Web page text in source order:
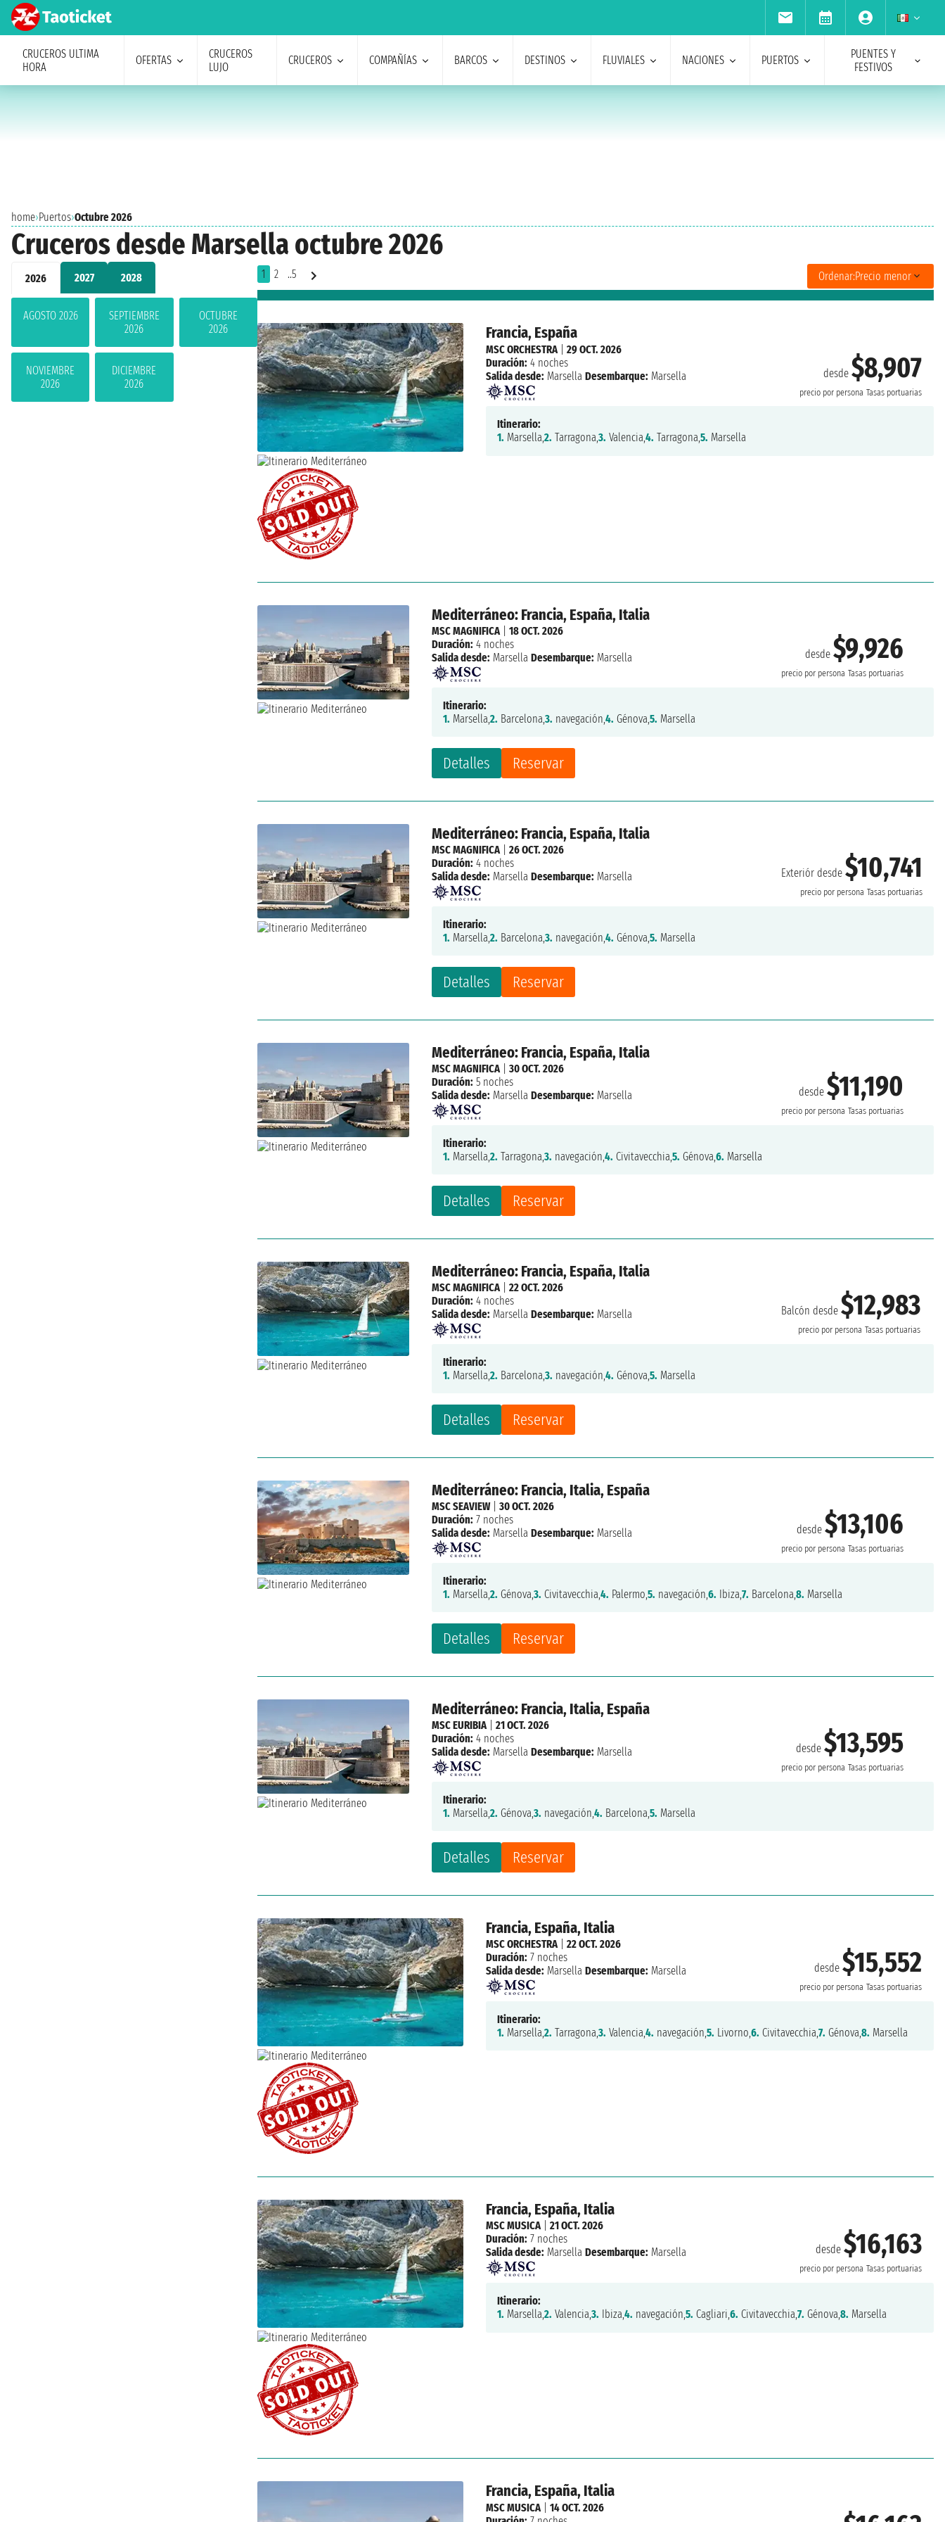
CRUCEROS ULTIMA
HORA
OFERTAS
CRUCEROS
LUJO
CRUCEROS COMPAÑÍAS BARCOS DESTINOS FLUVIALES NACIONES PUERTOS
PUENTES Y
FESTIVOS
home›Puertos›Octubre 2026
Cruceros desde Marsella octubre 2026
2026 2027 2028
AGOSTO 2026
SEPTIEMBRE
2026
OCTUBRE
2026
NOVIEMBRE
2026
DICIEMBRE
2026
1 2 ..5 Ordenar:Precio menor
Francia, España
desde $8,907
precio por persona Tasas portuarias
MSC ORCHESTRA| 29 OCT. 2026
Duración: 4 noches
Salida desde: Marsella Desembarque: Marsella
Itinerario:
1. Marsella,2. Tarragona,3. Valencia,4. Tarragona,5. Marsella
Mediterráneo: Francia, España, Italia
desde$9,926
precio por persona Tasas portuarias
Detalles Reservar
MSC MAGNIFICA |18 OCT. 2026
Duración: 4 noches
Salida desde: Marsella Desembarque: Marsella
Itinerario:
1. Marsella,2. Barcelona,3. navegación,4. Génova,5. Marsella
Mediterráneo: Francia, España, Italia
Exteriór desde$10,741
precio por persona Tasas portuarias
Detalles Reservar
MSC MAGNIFICA |26 OCT. 2026
Duración: 4 noches
Salida desde: Marsella Desembarque: Marsella
Itinerario:
1. Marsella,2. Barcelona,3. navegación,4. Génova,5. Marsella
Mediterráneo: Francia, España, Italia
desde$11,190
precio por persona Tasas portuarias
Detalles Reservar
MSC MAGNIFICA |30 OCT. 2026
Duración: 5 noches
Salida desde: Marsella Desembarque: Marsella
Itinerario:
1. Marsella,2. Tarragona,3. navegación,4. Civitavecchia,5. Génova,6. Marsella
Mediterráneo: Francia, España, Italia
Balcón desde$12,983
precio por persona Tasas portuarias
Detalles Reservar
MSC MAGNIFICA |22 OCT. 2026
Duración: 4 noches
Salida desde: Marsella Desembarque: Marsella
Itinerario:
1. Marsella,2. Barcelona,3. navegación,4. Génova,5. Marsella
Mediterráneo: Francia, Italia, España
desde$13,106
precio por persona Tasas portuarias
Detalles Reservar
MSC SEAVIEW|30 OCT. 2026
Duración: 7 noches
Salida desde: Marsella Desembarque: Marsella
Itinerario:
1. Marsella,2. Génova,3. Civitavecchia,4. Palermo,5. navegación,6. Ibiza,7. Barcelona,8. Marsella
Mediterráneo: Francia, Italia, España
desde$13,595
precio por persona Tasas portuarias
Detalles Reservar
MSC EURIBIA |21 OCT. 2026
Duración: 4 noches
Salida desde: Marsella Desembarque: Marsella
Itinerario:
1. Marsella,2. Génova,3. navegación,4. Barcelona,5. Marsella
Francia, España, Italia
desde $15,552
precio por persona Tasas portuarias
MSC ORCHESTRA| 22 OCT. 2026
Duración: 7 noches
Salida desde: Marsella Desembarque: Marsella
Itinerario:
1. Marsella, 2. Tarragona, 3. Valencia, 4. navegación, 5. Livorno, 6. Civitavecchia, 7. Génova, 8. Marsella
Francia, España, Italia
desde $16,163
precio por persona Tasas portuarias
MSC MUSICA| 21 OCT. 2026
Duración: 7 noches
Salida desde: Marsella Desembarque: Marsella
Itinerario:
1. Marsella,2. Valencia,3. Ibiza,4. navegación,5. Cagliari,6. Civitavecchia,7. Génova,8. Marsella
Francia, España, Italia
MSC MUSICA| 14 OCT. 2026